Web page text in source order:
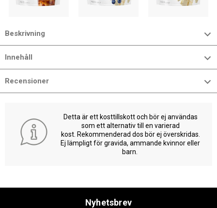
Beskrivning
Innehåll
Recensioner
Detta är ett kosttillskott och bör ej användas
som ett alternativ till en varierad
kost. Rekommenderad dos bör ej överskridas.
Ej lämpligt för gravida, ammande kvinnor eller
barn.
Nyhetsbrev